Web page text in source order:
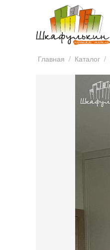
Главная / Каталог /